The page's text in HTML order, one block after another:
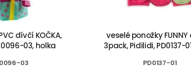
dívčí KOČKA,
03, holka
03
veselé ponožky
3pack, Pidilidi, PD0137-
PD0137-01